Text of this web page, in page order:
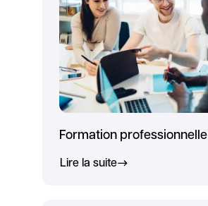
Formation professionnelle
Lire la suite